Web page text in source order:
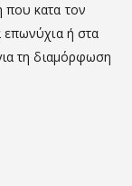
που κατα τον
επωνύχια ή στα
τη διαμόρφωση